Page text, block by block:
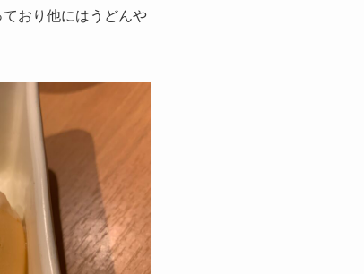
おり他にはうどんや